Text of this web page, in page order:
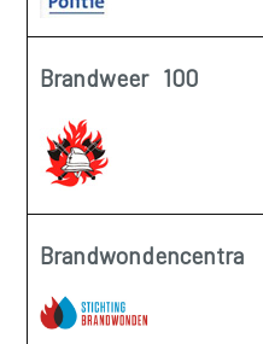
Brandweer 100
Brandwondencentra